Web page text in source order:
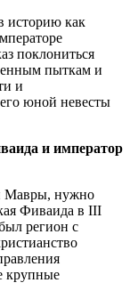
историю как
поклониться
пыткам и
и
юной невесты
и император
Мавры, нужно
Фиваида в III
регион с
крупные